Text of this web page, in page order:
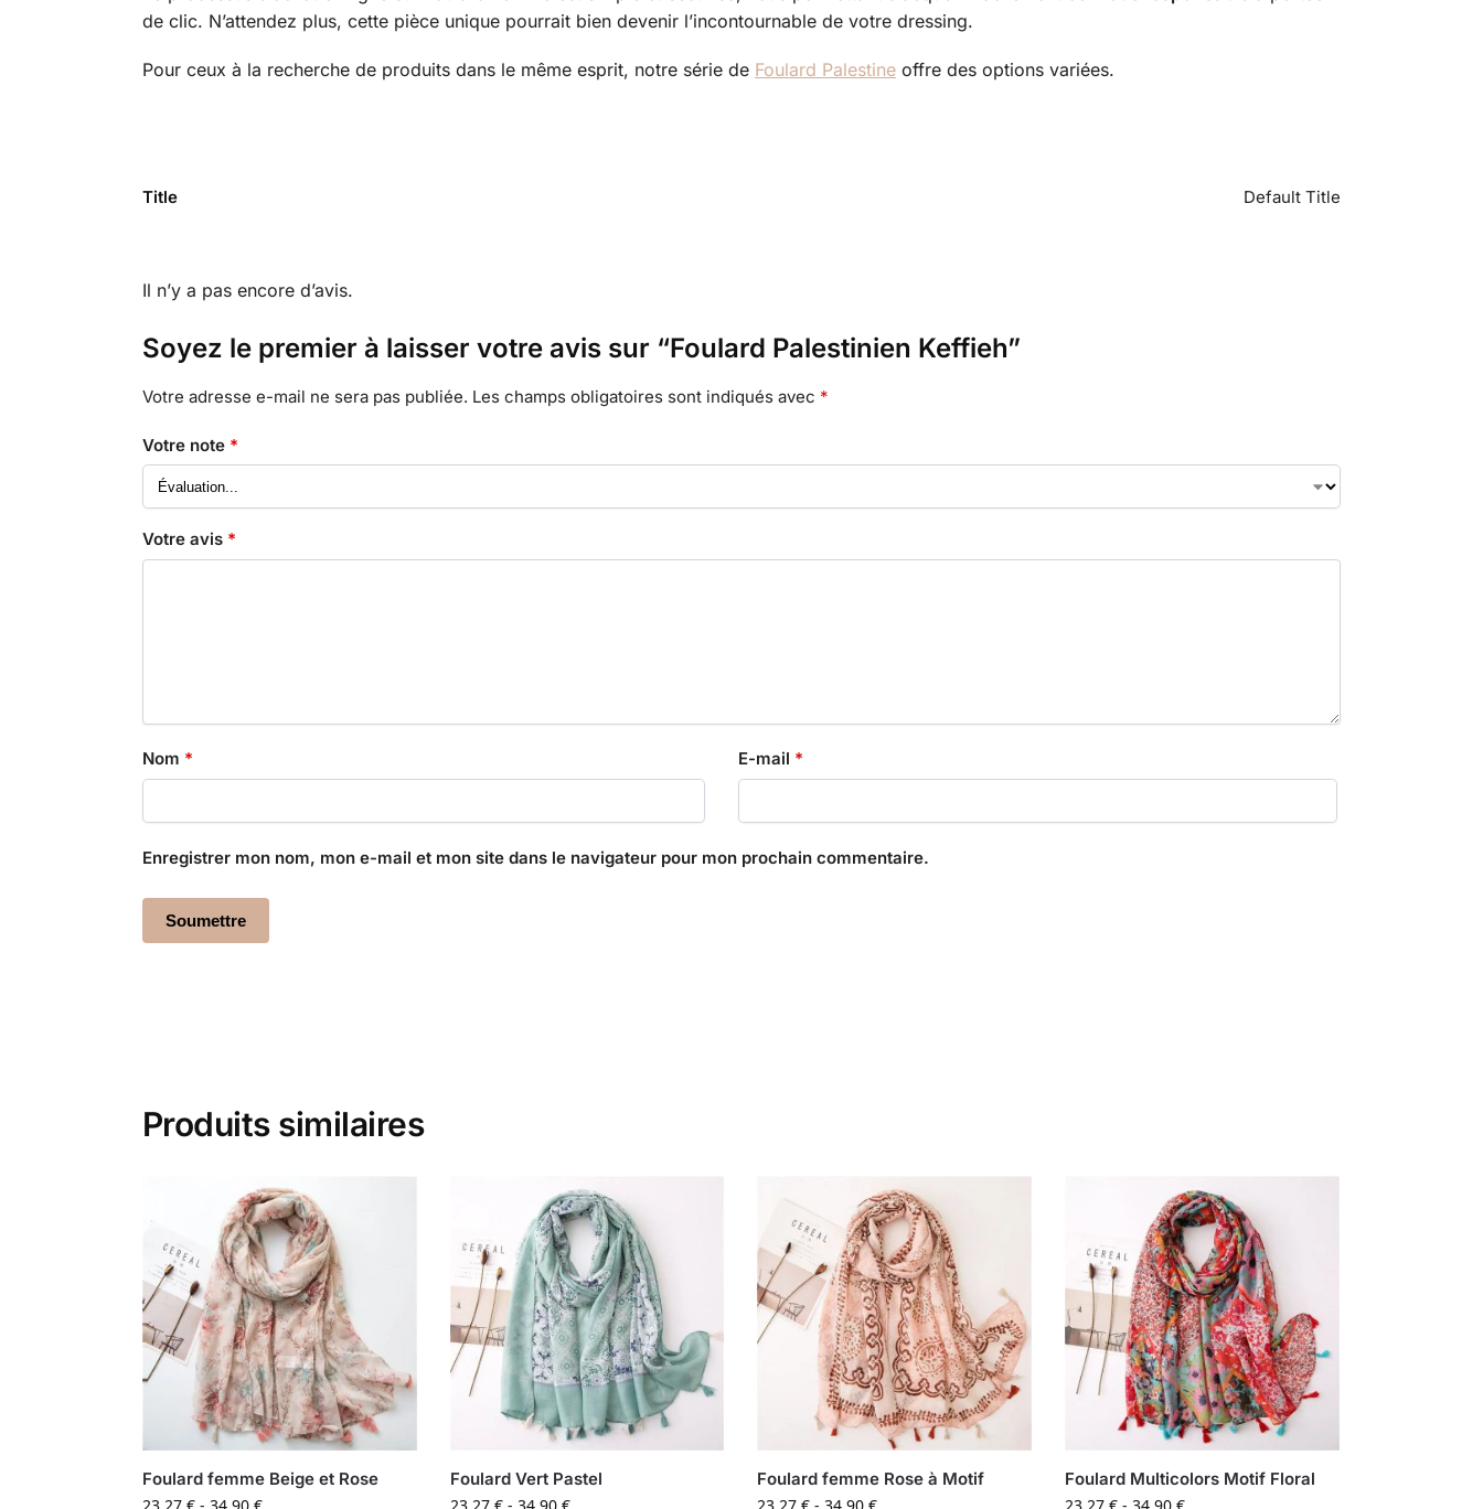
de clic. N’attendez plus, cette pièce unique pourrait bien devenir l’incontournable de votre dressing.
Pour ceux à la recherche de produits dans le même esprit, notre série de Foulard Palestineoffre des options variées.
Title Default Title
Il n’y a pas encore d’avis.
Soyez le premier à laisser votre avis sur “Foulard Palestinien Keffieh”
Votre adresse e-mail ne sera pas publiée. Les champs obligatoires sont indiqués avec *
Votre note *
Votre avis *
Nom * E-mail *
Enregistrer mon nom, mon e-mail et mon site dans le navigateur pour mon prochain commentaire.
Produits similaires
Foulard femme Beige et Rose
23,27 €- 34,90 €
Foulard Vert Pastel
23,27 €- 34,90 €
Foulard femme Rose à Motif
23,27€ - 34,90€
Foulard Multicolors Motif Floral
23,27€ - 34,90€